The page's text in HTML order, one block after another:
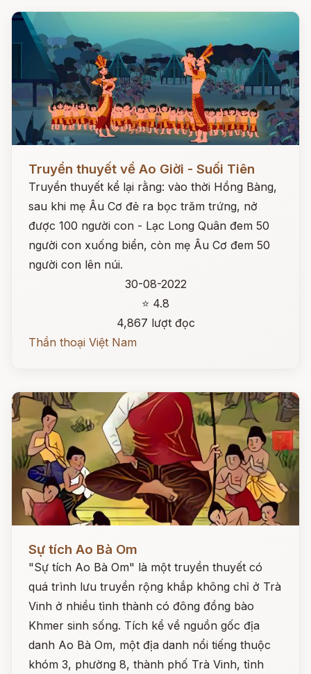
Đọc ngay
Truyền thuyết về Ao Giời - Suối Tiên
Truyền thuyết kể lại rằng: vào thời Hồng Bàng,
sau khi mẹ Âu Cơ đẻ ra bọc trăm trứng, nở
được 100 người con - Lạc Long Quân đem 50
người con xuống biển, còn mẹ Âu Cơ đem 50
người con lên núi.
30-08-2022
⭐ 4.8
4,867 lượt đọc
Thần thoại Việt Nam
Sự tích Ao Bà Om
"Sự tích Ao Bà Om" là một truyền thuyết có
quá trình lưu truyền rộng khắp không chỉ ở Trà
Vinh ở nhiều tình thành có đông đồng bào
Khmer sinh sống. Tích kể về nguồn gốc địa
danh Ao Bà Om, một địa danh nổi tiếng thuộc
khóm 3, phường 8, thành phố Trà Vinh, tỉnh